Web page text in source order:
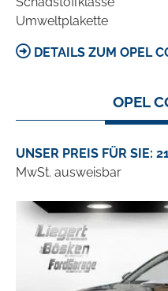
Umweltplakette
DETAILS ZUM OPEL
OPEL
UNSER PREIS FÜR SIE:
MwSt. ausweisbar